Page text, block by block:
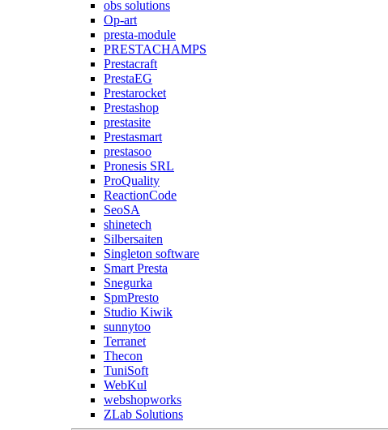
obs solutions
Op-art
presta-module
PRESTACHAMPS
Prestacraft
PrestaEG
Prestarocket
Prestashop
prestasite
Prestasmart
prestasoo
Pronesis SRL
ProQuality
ReactionCode
SeoSA
shinetech
Silbersaiten
Singleton software
Smart Presta
Snegurka
SpmPresto
Studio Kiwik
sunnytoo
Terranet
Thecon
TuniSoft
WebKul
webshopworks
ZLab Solutions